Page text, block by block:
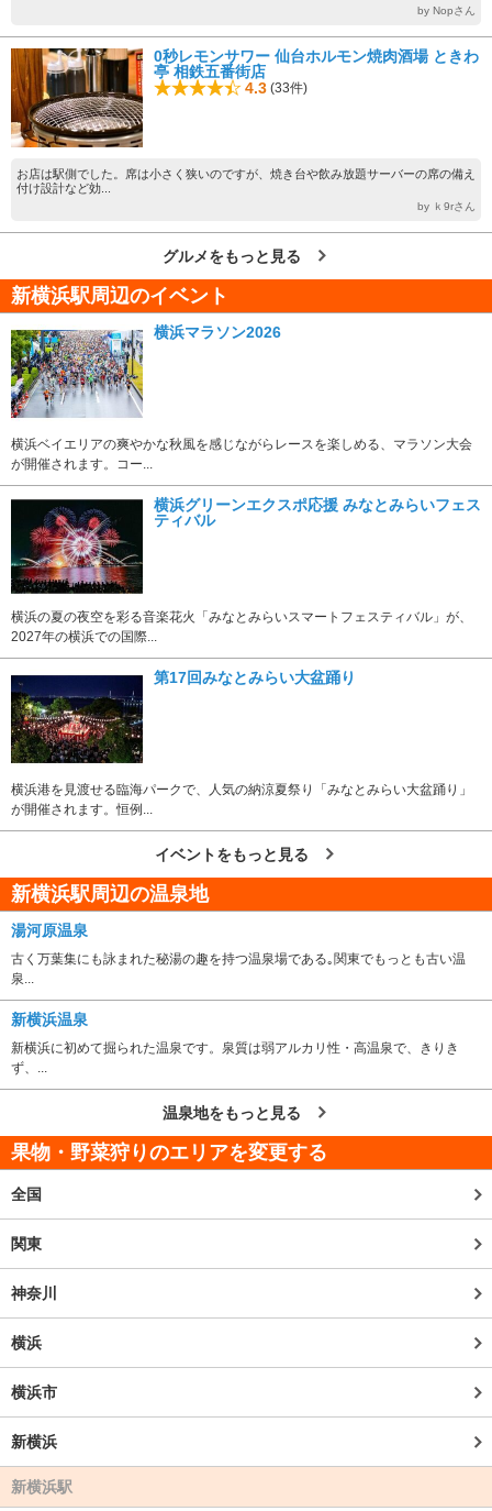
by Nopさん
0秒レモンサワー 仙台ホルモン焼肉酒場 ときわ
亭 相鉄五番街店
4.3 (33件)
お店は駅側でした。席は小さく狭いのですが、焼き台や飲み放題サーバーの席の備え
付け設計など効...
by ｋ9rさん
グルメをもっと見る
新横浜駅周辺のイベント
横浜マラソン2026
横浜ベイエリアの爽やかな秋風を感じながらレースを楽しめる、マラソン大会
が開催されます。コー...
横浜グリーンエクスポ応援 みなとみらいフェス
ティバル
横浜の夏の夜空を彩る音楽花火「みなとみらいスマートフェスティバル」が、
2027年の横浜での国際...
第17回みなとみらい大盆踊り
横浜港を見渡せる臨海パークで、人気の納涼夏祭り「みなとみらい大盆踊り」
が開催されます。恒例...
イベントをもっと見る
新横浜駅周辺の温泉地
湯河原温泉
古く万葉集にも詠まれた秘湯の趣を持つ温泉場である｡関東でもっとも古い温
泉...
新横浜温泉
新横浜に初めて掘られた温泉です。泉質は弱アルカリ性・高温泉で、きりき
ず、...
温泉地をもっと見る
果物・野菜狩りのエリアを変更する
全国
関東
神奈川
横浜
横浜市
新横浜
新横浜駅